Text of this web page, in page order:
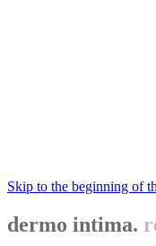
Skip to the beginning of
dermo intima.